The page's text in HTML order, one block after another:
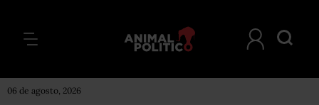
06 de agosto, 2026